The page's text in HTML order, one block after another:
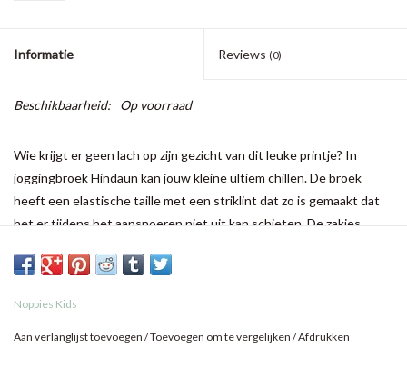
Informatie Reviews (0)
Beschikbaarheid: Op voorraad
Wie krijgt er geen lach op zijn gezicht van dit leuke printje? In
joggingbroek Hindaun kan jouw kleine ultiem chillen. De broek
heeft een elastische taille met een striklint dat zo is gemaakt dat
het er tijdens het aansnoeren niet uit kan schieten. De zakjes
dat het broekje opkruipt.
Noppies Kids
Aan verlanglijst toevoegen /Toevoegen om te vergelijken /Afdrukken